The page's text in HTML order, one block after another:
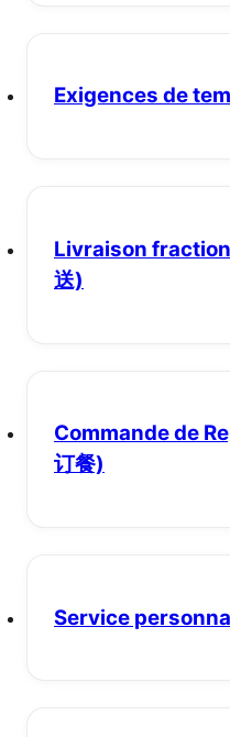
Exigences de
Livraison
送)
Commande de
订餐)
Service